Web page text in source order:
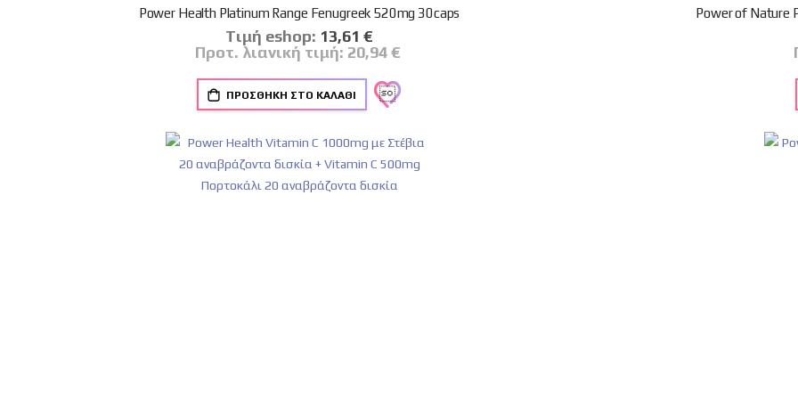
Power Health Platinum Range Fenugreek 520mg 30caps
Tιμή eshop: Ειδική
Τιμή
13,61 €
Προτ. λιανική τιμή: 20,94 €
ΠΡΟΣΘΉΚΗ ΣΤΟ ΚΑΛΆΘΙ
Power of Nature